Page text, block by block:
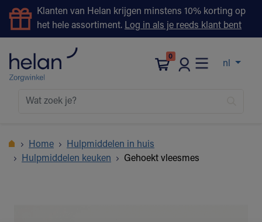
Klanten van Helan krijgen minstens 10% korting op
het hele assortiment. Log in als je reeds klant bent
0
nl
Home
Hulpmiddelen in huis
Hulpmiddelen keuken
Gehoekt vleesmes